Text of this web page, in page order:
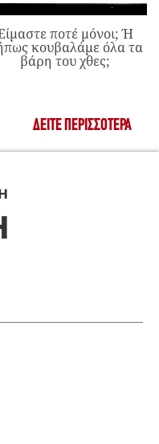
ποτέ μόνοι; Ή
κουβαλάμε όλα τα
βάρη του χθες;
ΔΕΊΤΕ ΠΕΡΙΣΣΌΤΕΡΑ